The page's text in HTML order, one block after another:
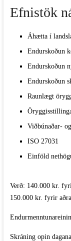
Efnistök
Áhætta í
Endurskoðun
Endurskoðun
Endurskoðun
Raunlægt
Viðbúnaðar-
ISO 27031
Einföld
Verð: 140.000 kr.
150.000 kr. fyrir aðra
Skráning opin